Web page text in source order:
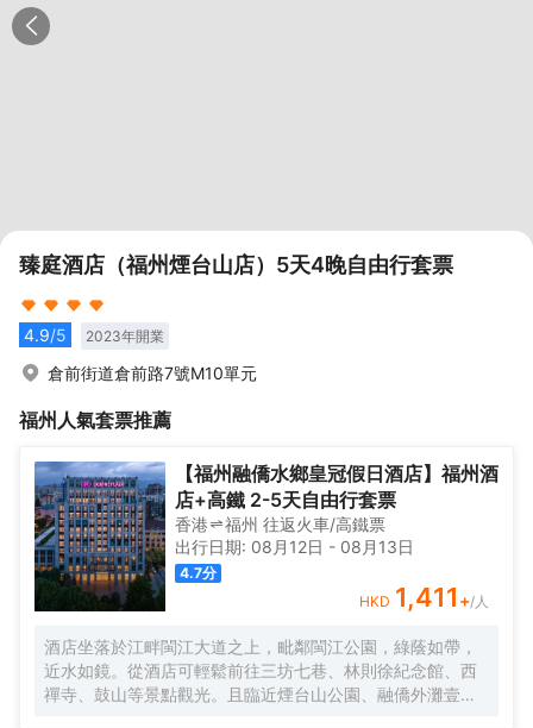
臻庭酒店（福州煙台山店）5天4晚自由行套票
4.9/5 2023年開業
倉前街道倉前路7號M10單元
福州 人氣套票推薦
【福州融僑水鄉皇冠假日酒店】福州酒
店+高鐵 2-5天自由行套票
香港 福州 往返火車/高鐵票
出行日期: 08月12日 - 08月13日
4.7分
HKD 1,411 +/人
酒店坐落於江畔閩江大道之上，毗鄰閩江公園，綠蔭如帶，
近水如鏡。從酒店可輕鬆前往三坊七巷、林則徐紀念館、西
禪寺、鼓山等景點觀光。且臨近煙台山公園、融僑外灘壹